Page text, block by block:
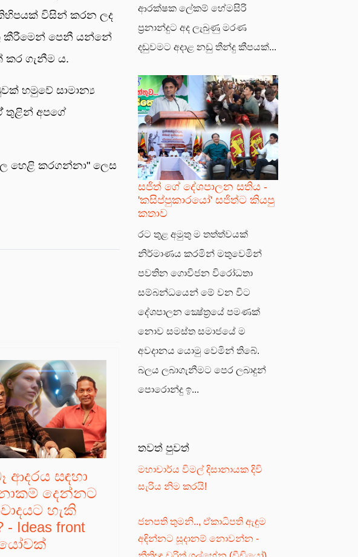
විසින් කරන ලද
කීරීමෙන් පෙනී යන්නේ
ගැනීම ය.
හමුවේ සාමාන්‍ය
තුළින් අපගේ
හෙළි කරගන්නා" ලෙස
ආදරය සඳහා
දෙන්නට
හැකි
- Ideas front
ආරක්ෂක ලේකම් හේමසිරි
ප්‍රනාන්දුට අද ලැබුණු මරණ
දඬුවමට අදාළ නඩු තීන්දු කීපයක්...
සජිත් ගේ දේශපාලන සතිය -
'කසිප්පුකාරයෝ' සජිත්ට කියපු
කතාව
රට තුළ අමුතු ම තත්ත්වයක්
නිර්මාණය කරමින් මතුවෙමින්
පවතින ගොවිජන විරෝධතා
සම්බන්ධයෙන් මේ වන විට
දේශපාලන ක්‍ෂේත්‍රයේ පමණක්
නොව සමස්ත සමාජයේ ම
අවදානය යොමු වෙමින් තිබේ.
බලය ලබාගැනීමට පෙර ලබාදුන්
පොරොන්දු ඉ...
තවත් පුවත්
මහාචාර්ය විමල් දිසානායක දිවි
සැරිය නිම කරයි!
ජනපති තුමනි.., ඒකාධිපති ඇඳුම
අඳින්නට සූදානම් නොවන්න -